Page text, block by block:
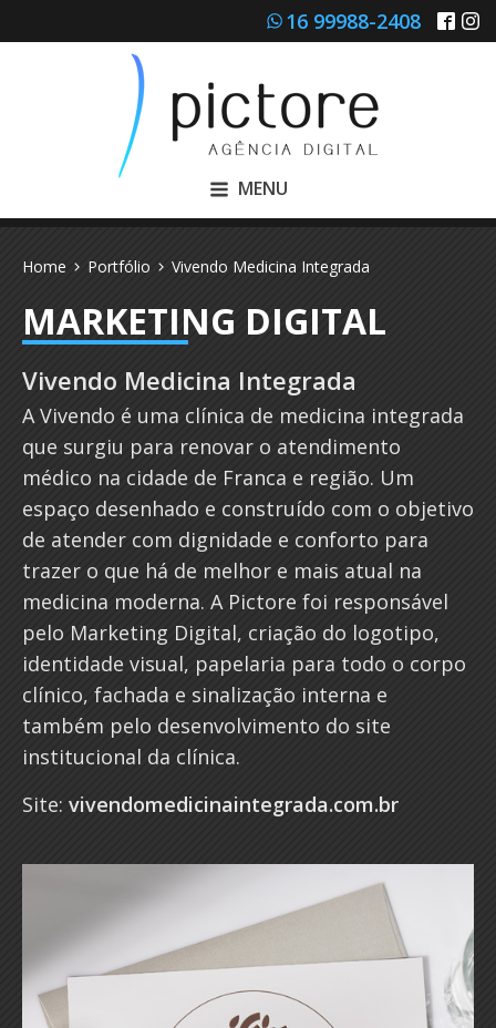
16 99988-2408
MENU
Home Portfólio Vivendo Medicina Integrada
MARKETING DIGITAL
Vivendo Medicina Integrada
A Vivendo é uma clínica de medicina integrada
que surgiu para renovar o atendimento
médico na cidade de Franca e região. Um
espaço desenhado e construído com o objetivo
de atender com dignidade e conforto para
trazer o que há de melhor e mais atual na
medicina moderna. A Pictore foi responsável
pelo Marketing Digital, criação do logotipo,
identidade visual, papelaria para todo o corpo
clínico, fachada e sinalização interna e
também pelo desenvolvimento do site
institucional da clínica.
Site: vivendomedicinaintegrada.com.br